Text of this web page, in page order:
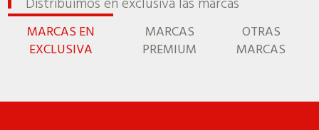
MARCAS EN
EXCLUSIVA
MARCAS
PREMIUM
OTRAS
MARCAS